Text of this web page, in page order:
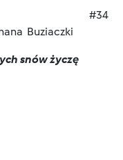
#34
Buziaczki
snów życzę